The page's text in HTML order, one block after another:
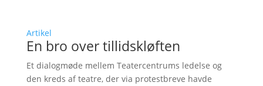
Artikel
En bro over tillidskløften
Et dialogmøde mellem Teatercentrums ledelse og
den kreds af teatre, der via protestbreve havde